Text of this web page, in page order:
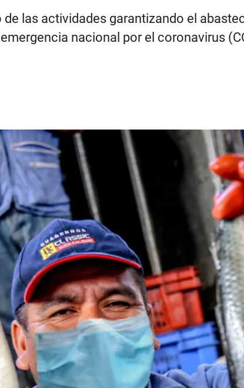
las actividades garantizando el
nacional por el coronavirus